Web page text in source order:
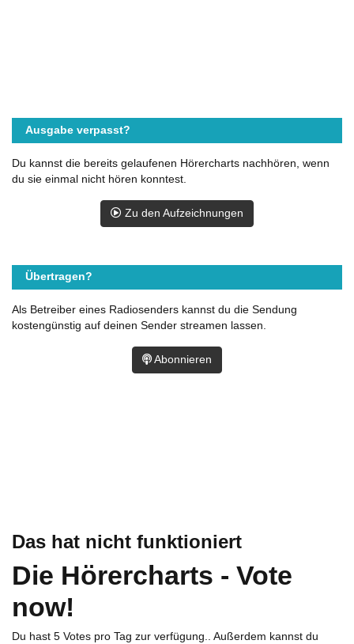
Das hat nicht funktioniert
Die Hörercharts - Vote
now!
Du hast 5 Votes pro Tag zur verfügung.. Außerdem kannst du
Ausgabe verpasst?
Du kannst die bereits gelaufenen Hörercharts nachhören, wenn
du sie einmal nicht hören konntest.
Zu den Aufzeichnungen
Übertragen?
Als Betreiber eines Radiosenders kannst du die Sendung
kostengünstig auf deinen Sender streamen lassen.
Abonnieren